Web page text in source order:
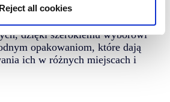
Reject all cookies
powodzeniem zarówno wśród
dzięki szerokiemu wyborowi
opakowaniom, które dają
ich w różnych miejscach i